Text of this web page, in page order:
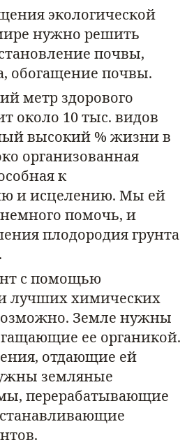
экологической
нужно решить
почвы,
обогащение почвы.
метр здорового
около 10 тыс. видов
высокий % жизни в
организованная
к
и исцелению. Мы ей
помочь, и
плодородия грунта
с помощью
лучших химических
Земле нужны
ее органикой.
отдающие ей
земляные
перерабатывающие